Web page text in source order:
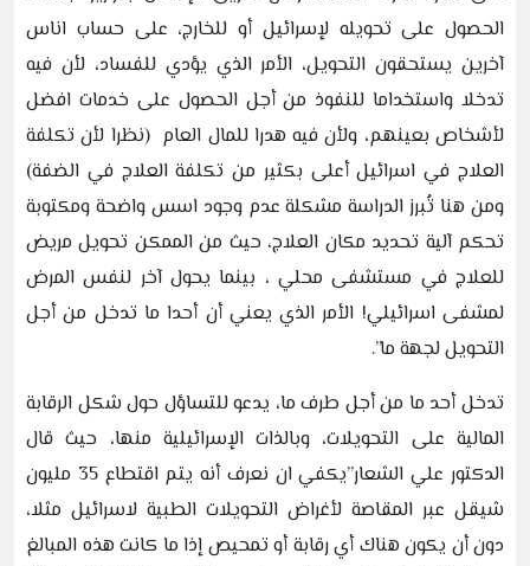
الحصول على تحويله لإسرائيل أو للخارج، على حساب اناس
آخرين يستحقون التحويل، الأمر الذي يؤدي للفساد، لأن فيه
تدخلا واستخداما للنفوذ من أجل الحصول على خدمات افضل
لأشخاص بعينهم، ولأن فيه هدرا للمال العام (نظرا لأن تكلفة
العلاج في اسرائيل أعلى بكثير من تكلفة العلاج في الضفة)
ومن هنا تُبرز الدراسة مشكلة عدم وجود اسس واضحة ومكتوبة
تحكم آلية تحديد مكان العلاج، حيث من الممكن تحويل مريض
للعلاج في مستشفى محلي ، بينما يحول آخر لنفس المرض
لمشفى اسرائيلي! الأمر الذي يعني أن أحدا ما تدخل من أجل
التحويل لجهة ما”.
تدخل أحد ما من أجل طرف ما، يدعو للتساؤل حول شكل الرقابة
المالية على التحويلات، وبالذات الإسرائيلية منها، حيث قال
الدكتور علي الشعار”يكفي ان نعرف أنه يتم اقتطاع 35 مليون
شيقل عبر المقاصة لأغراض التحويلات الطبية لاسرائيل مثلا،
دون أن يكون هناك أي رقابة أو تمحيص إذا ما كانت هذه المبالغ